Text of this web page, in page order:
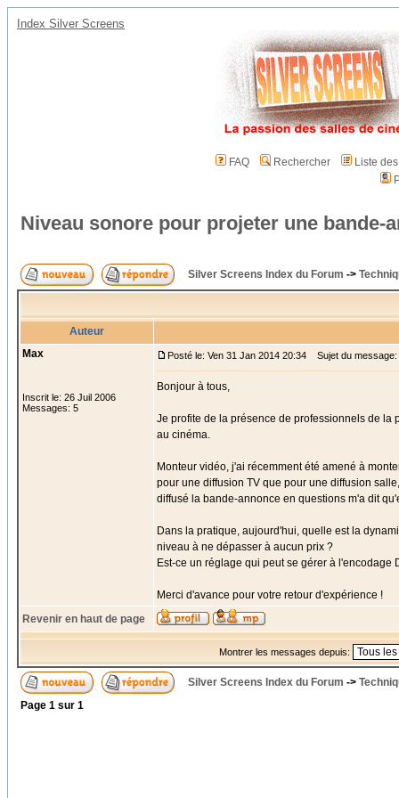
Index Silver Screens
FAQ Rechercher
Liste
Niveau sonore pour projeter une bande-
Silver Screens Index du Forum ->
Auteur
Max
Inscrit le: 26 Juil 2006
Messages: 5
Posté le: Ven 31 Jan 2014 20:34 Sujet du message:
Bonjour à tous,
Je profite de la présence de professionnels de la
au cinéma.
Monteur vidéo, j'ai récemment été amené à
pour une diffusion TV que pour une diffusion
diffusé la bande-annonce en questions m'a dit
Dans la pratique, aujourd'hui, quelle est la
niveau à ne dépasser à aucun prix ?
Est-ce un réglage qui peut se gérer à
Merci d'avance pour votre retour d'expérience !
Revenir en haut de page
Montrer les messages depuis:
Silver Screens Index du Forum ->
Page 1 sur 1